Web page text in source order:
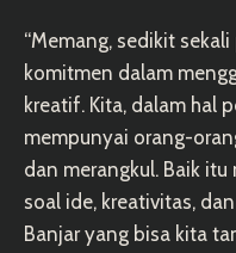
“Memang, sedikit
komitmen dalam
kreatif. Kita, dalam hal
mempunyai orang-
dan merangkul. Baik
soal ide, kreativitas,
Banjar yang bisa kita